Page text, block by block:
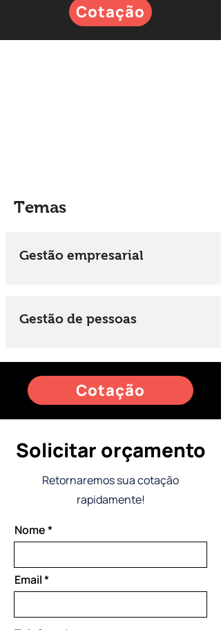
Cotação
Temas
Gestão empresarial
Gestão de pessoas
Cotação
Solicitar orçamento
Retornaremos sua cotação
rapidamente!
Nome
Email